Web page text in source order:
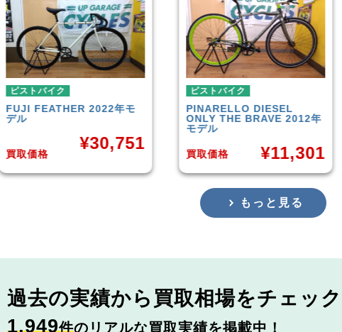
ピストバイク
PINARELLODIESEL
ONLY THE BRAVE 2012年
買取価格 ¥11,301
ピストバイク
LEADER721TR 2023年モ
デル
買取価格
¥42,000
もっと見る
過去の実績から 買取相場をチェック
1,949件のリアルな買取実績を掲載中！